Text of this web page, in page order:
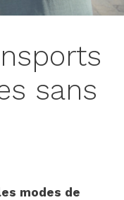
sans
modes de